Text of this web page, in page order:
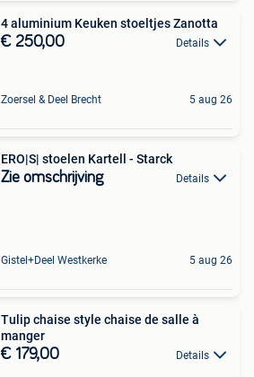
4 aluminium Keuken stoeltjes Zanotta
€ 250,00 Details
Zoersel & Deel Brecht 5 aug 26
ERO|S| stoelen Kartell - Starck
Zie omschrijving Details
Gistel+Deel Westkerke 5 aug 26
Tulip chaise style chaise de salle à
manger
€ 179,00 Details